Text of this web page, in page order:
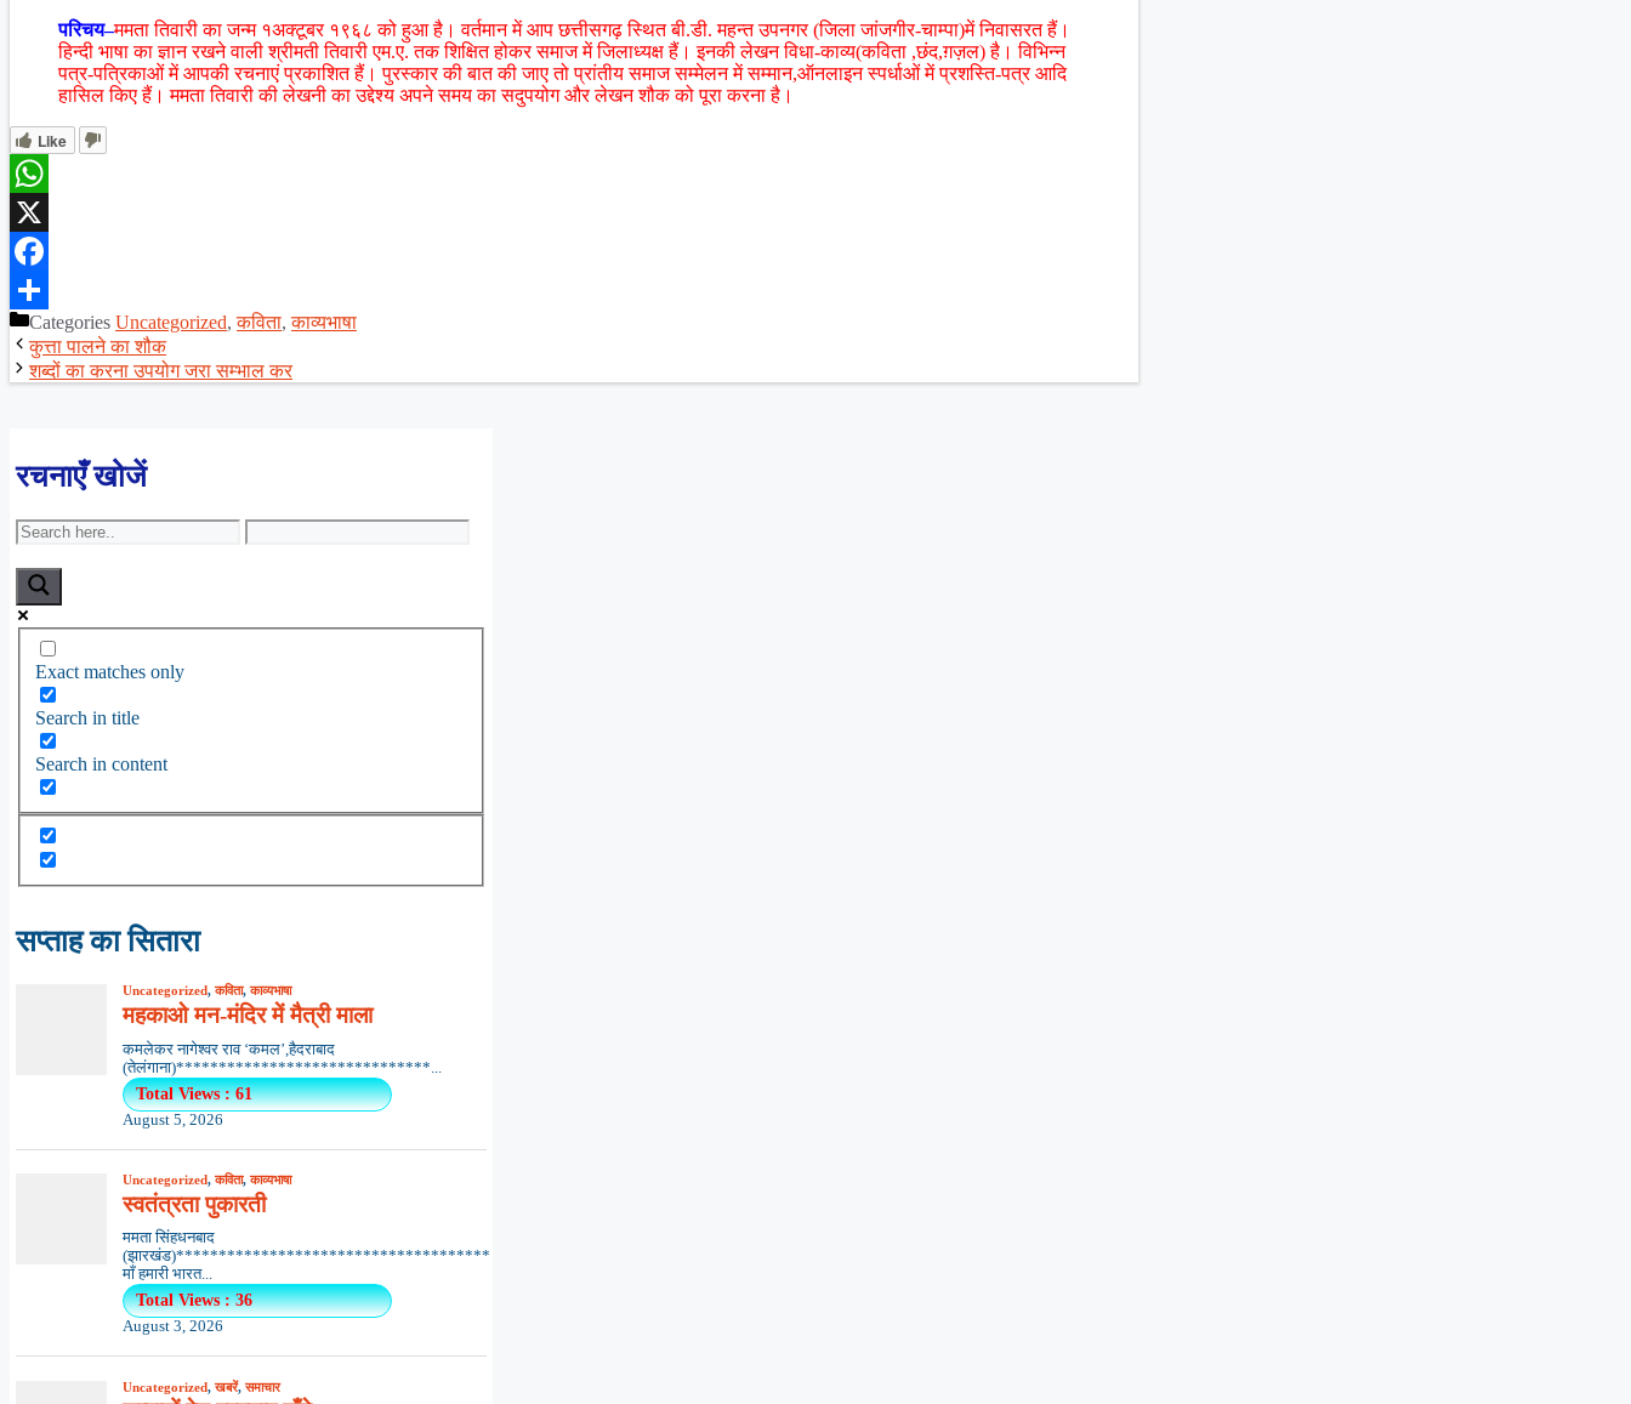
परिचय–ममता तिवारी का जन्म १अक्टूबर १९६८ को हुआ है। वर्तमान में आप छत्तीसगढ़ स्थित बी.डी. महन्त उपनगर (जिला जांजगीर-चाम्पा)में निवासरत हैं।
हिन्दी भाषा का ज्ञान रखने वाली श्रीमती तिवारी एम.ए. तक शिक्षित होकर समाज में जिलाध्यक्ष हैं। इनकी लेखन विधा-काव्य(कविता ,छंद,ग़ज़ल) है। विभिन्न
पत्र-पत्रिकाओं में आपकी रचनाएं प्रकाशित हैं। पुरस्कार की बात की जाए तो प्रांतीय समाज सम्मेलन में सम्मान,ऑनलाइन स्पर्धाओं में प्रशस्ति-पत्र आदि
हासिल किए हैं। ममता तिवारी की लेखनी का उद्देश्य अपने समय का सदुपयोग और लेखन शौक को पूरा करना है।
Like
WhatsApp
X
Facebook
ShareCategories Uncategorized,कविता,काव्यभाषा
कुत्ता पालने का शौक
शब्दों का करना उपयोग जरा सम्भाल कर
रचनाएँ खोजें
Exact matches only
Search in title
Search in content
सप्ताह का सितारा
Uncategorized,कविता,काव्यभाषा
महकाओ मन-मंदिर में मैत्री माला
कमलेकर नागेश्वर राव ‘कमल’,हैदराबाद
(तेलंगाना)******************************...
Total Views : 61
August 5, 2026
Uncategorized,कविता,काव्यभाषा
स्वतंत्रता पुकारती
ममता सिंहधनबाद
(झारखंड)*************************************
माँ हमारी भारत...
Total Views : 36
August 3, 2026
Uncategorized,खबरें,समाचार